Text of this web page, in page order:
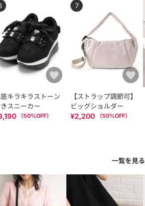
キラキラストーン
スニーカー
（50%OFF）
7
【ストラップ調節可】
ビッグショルダー
¥2,200 （50%OFF）
一覧を見る